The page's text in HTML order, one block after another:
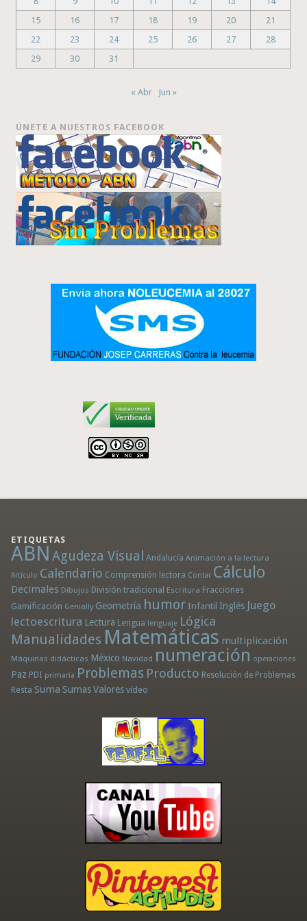
15
16 17 18 19 20
21
22
23 24 25 26 27
28
29
30 31
« Abr Jun »
ÚNETE A NUESTROS FACEBOOK
ETIQUETAS
ABN Agudeza Visual Andalucía Animación a la lectura
Artículo Calendario Comprensión lectora Contar Cálculo
Decimales Dibujos División tradicional Escritura Fracciones
Gamificación Genially Geometría humor Infantil Inglés Juego
lectoescritura Lectura Lengua lenguaje Lógica
Manualidades Matemáticas multiplicación
Máquinas didácticas México Navidad numeración operaciones
Paz PDI primaria Problemas Producto Resolución de Problemas
Resta Suma Sumas Valores vídeo